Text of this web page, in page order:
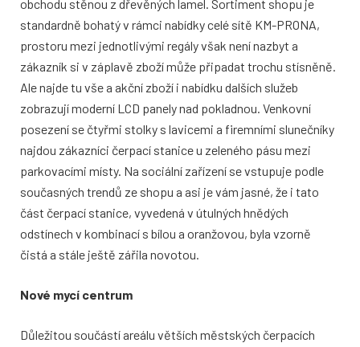
obchodu stěnou z dřevěných lamel. Sortiment shopu je
standardně bohatý v rámci nabídky celé sítě KM-PRONA,
prostoru mezi jednotlivými regály však není nazbyt a
zákazník si v záplavě zboží může připadat trochu stísněně.
Ale najde tu vše a akční zboží i nabídku dalších služeb
zobrazují moderní LCD panely nad pokladnou. Venkovní
posezení se čtyřmi stolky s lavicemi a firemními slunečníky
najdou zákazníci čerpací stanice u zeleného pásu mezi
parkovacími místy. Na sociální zařízení se vstupuje podle
současných trendů ze shopu a asi je vám jasné, že i tato
část čerpací stanice, vyvedená v útulných hnědých
odstínech v kombinací s bílou a oranžovou, byla vzorně
čistá a stále ještě zářila novotou.
Nové mycí centrum
Důležitou součástí areálu větších městských čerpacích